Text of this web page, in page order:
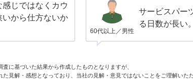
じではなくカウ
いから仕方ないか
60代以上／男性
サービスパー
る日数が長い
に基づいた結果から作成したものとなりますが、
見解・感想となっており、当社の見解・意見ではないことをご理解いた